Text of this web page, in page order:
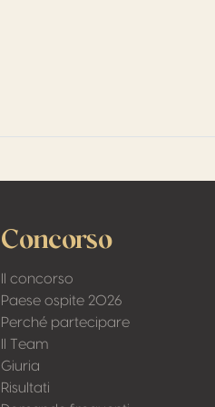
Concorso
Il concorso
Paese ospite 2026
Perché partecipare
Il Team
Giuria
Risultati